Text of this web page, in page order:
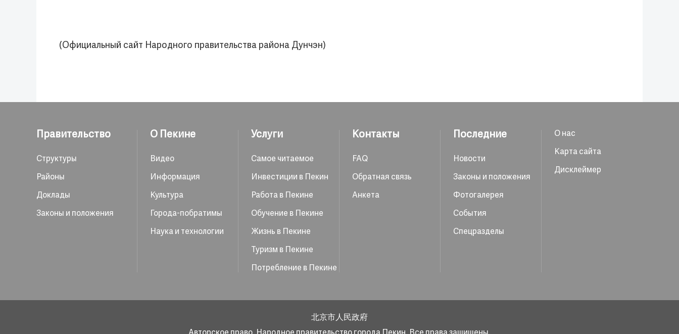
(Официальный сайт Народного правительства района Дунчэн)
Правительство
Структуры
Районы
Доклады
Законы и положения
О Пекине
Видео
Информация
Культура
Города-побратимы
Наука и технологии
Услуги
Самое читаемое
Инвестиции в Пекин
Работа в Пекине
Обучение в Пекине
Жизнь в Пекине
Туризм в Пекине
Потребление в Пекине
Контакты
FAQ
Обратная связь
Анкета
Последние
Новости
Законы и положения
Фотогалерея
События
Спецразделы
О нас
Карта сайта
Дисклеймер
北京市人民政府